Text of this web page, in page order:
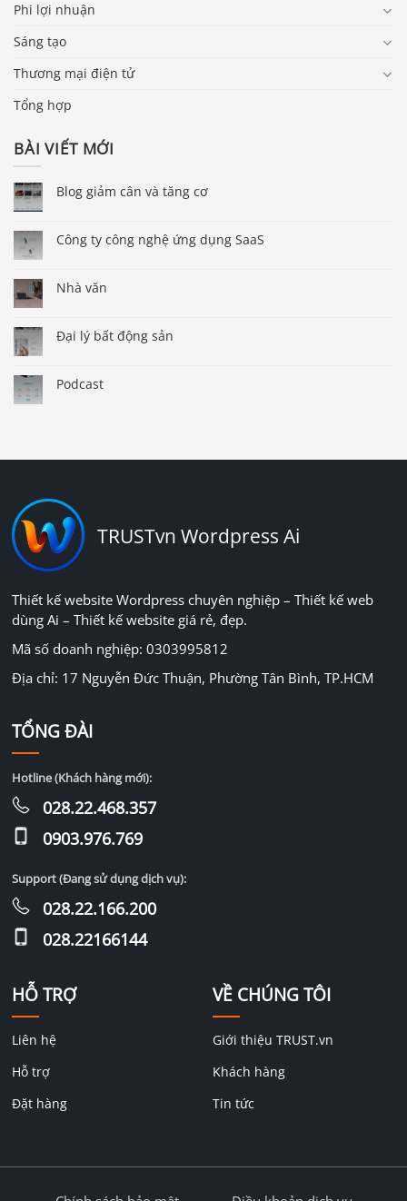
Phi lợi nhuận
Sáng tạo
Thương mại điện tử
Tổng hợp
BÀI VIẾT MỚI
Blog giảm cân và tăng cơ
Công ty công nghệ ứng dụng SaaS
Nhà văn
Đại lý bất động sản
Podcast
TRUSTvn Wordpress Ai
Thiết kế website Wordpress chuyên nghiệp – Thiết kế web
dùng Ai – Thiết kế website giá rẻ, đẹp.
Mã số doanh nghiệp: 0303995812
Địa chỉ: 17 Nguyễn Đức Thuận, Phường Tân Bình, TP.HCM
HỖ TRỢ
Liên hệ
Hỗ trợ
Đặt hàng
VỀ CHÚNG TÔI
Giới thiệu TRUST.vn
Khách hàng
Tin tức
TỔNG ĐÀI
Hotline (Khách hàng mới):
028.22.468.357
0903.976.769
Support (Đang sử dụng dịch vụ):
028.22.166.200
028.22166144